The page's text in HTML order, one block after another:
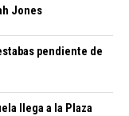
Jones
pendiente de
llega a la Plaza